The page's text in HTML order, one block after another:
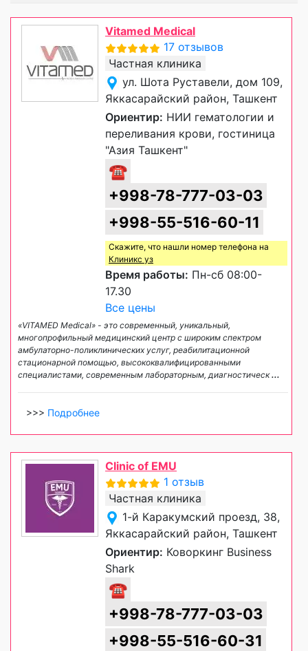
Vitamed Medical
17 отзывов
Частная клиника
ул. Шота Руставели, дом 109,
Яккасарайский район, Ташкент
Ориентир: НИИ гематологии и
переливания крови, гостиница
"Азия Ташкент"
☎
+998-78-777-03-03
+998-55-516-60-11
Скажите, что нашли номер телефона на
Клиникс уз
Время работы: Пн-сб 08:00-
17.30
Все цены
«VITAMED Medical» - это современный, уникальный,
многопрофильный медицинский центр с широким спектром
амбулаторно-поликлинических услуг, реабилитационной
стационарной помощью, высококвалифицированными
специалистами, современным лабораторным, диагностическ...
>>> Подробнее
Clinic of EMU
1 отзыв
Частная клиника
1-й Каракумский проезд, 38,
Яккасарайский район, Ташкент
Ориентир: Коворкинг Business
Shark
☎
+998-78-777-03-03
+998-55-516-60-31